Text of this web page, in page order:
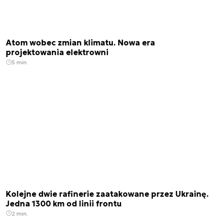
Atom wobec zmian klimatu. Nowa era
projektowania elektrowni
5 min.
Kolejne dwie rafinerie zaatakowane przez Ukrainę.
Jedna 1300 km od linii frontu
2 min.